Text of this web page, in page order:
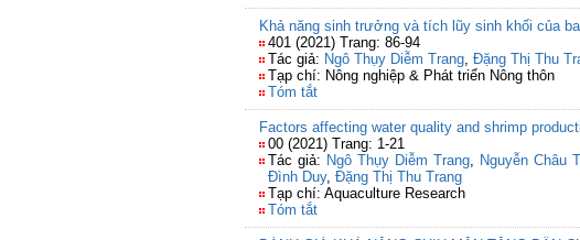
Khả năng sinh trưởng và tích lũy sinh khối của
401 (2021) Trang: 86-94
Tác giả: Ngô Thụy Diễm Trang, Đặng Thị Thu
Tạp chí: Nông nghiệp & Phát triển Nông thôn
Tóm tắt
Factors affecting water quality and shrimp
00 (2021) Trang: 1-21
Tác giả: Ngô Thụy Diễm Trang, Nguyễn Châu
Đình Duy, Đặng Thị Thu Trang
Tạp chí: Aquaculture Research
Tóm tắt